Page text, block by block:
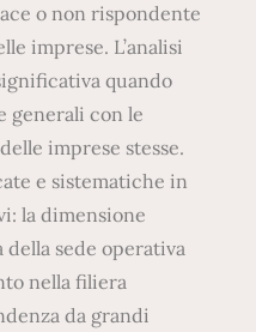
o non rispondente
imprese. L’analisi
quando
generali con le
imprese stesse.
e sistematiche in
la dimensione
della sede operativa
nella filiera
da grandi